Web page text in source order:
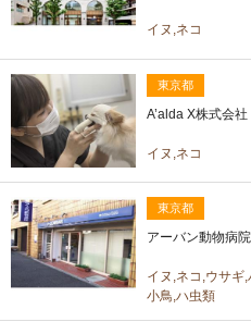
イヌ,ネコ
東京都
A’alda X株式会
イヌ,ネコ
東京都
アーバン動物病
イヌ,ネコ,ウサギ
小鳥,ハ虫類